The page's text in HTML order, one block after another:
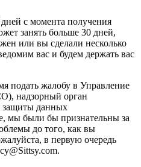
с момента получения
занять больше 30 дней,
или вы сделали несколько
вас и будем держать вас
подать жалобу в Управление
надзорный орган
защиты данных
мы были бы признательны за
до того, как вы
в первую очередь